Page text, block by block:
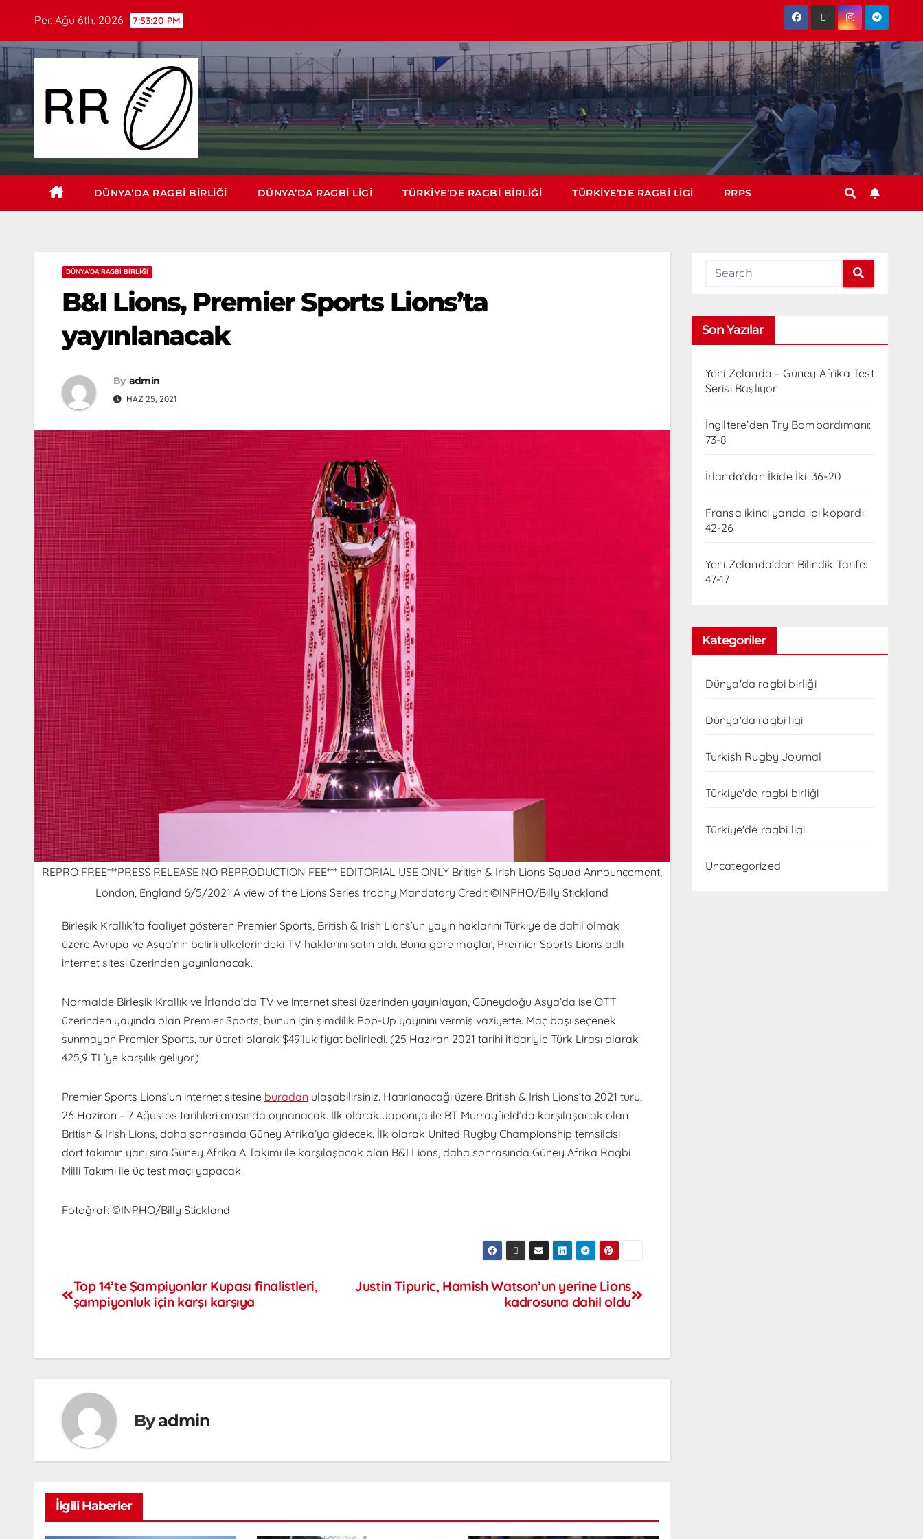
Per. Ağu 6th, 2026 7:53:22 PM
DÜNYA’DA RAGBI BIRLIĞI DÜNYA’DA RAGBI LIGI TÜRKIYE’DE RAGBI BIRLIĞI TÜRKIYE’DE RAGBI LIGI RRPS
DÜNYA'DA RAGBI BIRLIĞI
B&I Lions, Premier Sports Lions’ta
yayınlanacak
By admin
HAZ 25, 2021
REPRO FREE***PRESS RELEASE NO REPRODUCTION FEE*** EDITORIAL USE ONLY British & Irish Lions Squad Announcement,
London, England 6/5/2021 A view of the Lions Series trophy Mandatory Credit ©INPHO/Billy Stickland
Birleşik Krallık’ta faaliyet gösteren Premier Sports, British & Irish Lions’un yayın haklarını Türkiye de dahil olmak
üzere Avrupa ve Asya’nın belirli ülkelerindeki TV haklarını satın aldı. Buna göre maçlar, Premier Sports Lions adlı
internet sitesi üzerinden yayınlanacak.
Normalde Birleşik Krallık ve İrlanda’da TV ve internet sitesi üzerinden yayınlayan, Güneydoğu Asya’da ise OTT
üzerinden yayında olan Premier Sports, bunun için şimdilik Pop-Up yayınını vermiş vaziyette. Maç başı seçenek
sunmayan Premier Sports, tur ücreti olarak $49’luk fiyat belirledi. (25 Haziran 2021 tarihi itibariyle Türk Lirası olarak
425,9 TL’ye karşılık geliyor.)
Premier Sports Lions’un internet sitesine buradan ulaşabilirsiniz. Hatırlanacağı üzere British & Irish Lions’ta 2021 turu,
26 Haziran – 7 Ağustos tarihleri arasında oynanacak. İlk olarak Japonya ile BT Murrayfield’da karşılaşacak olan
British & Irish Lions, daha sonrasında Güney Afrika’ya gidecek. İlk olarak United Rugby Championship temsilcisi
dört takımın yanı sıra Güney Afrika A Takımı ile karşılaşacak olan B&I Lions, daha sonrasında Güney Afrika Ragbi
Milli Takımı ile üç test maçı yapacak.
Fotoğraf: ©INPHO/Billy Stickland
Justin Tipuric, Hamish Watson’un yerine Lions
kadrosuna dahil oldu
Top 14’te Şampiyonlar Kupası finalistleri,
şampiyonluk için karşı karşıya
Byadmin
İlgili Haberler
Son Yazılar
Yeni Zelanda – Güney Afrika Test
Serisi Başlıyor
İngiltere’den Try Bombardımanı:
73-8
İrlanda’dan İkide İki: 36-20
Fransa ikinci yarıda ipi kopardı:
42-26
Yeni Zelanda’dan Bilindik Tarife:
47-17
Kategoriler
Dünya'da ragbi birliği
Dünya'da ragbi ligi
Turkish Rugby Journal
Türkiye'de ragbi birliği
Türkiye'de ragbi ligi
Uncategorized